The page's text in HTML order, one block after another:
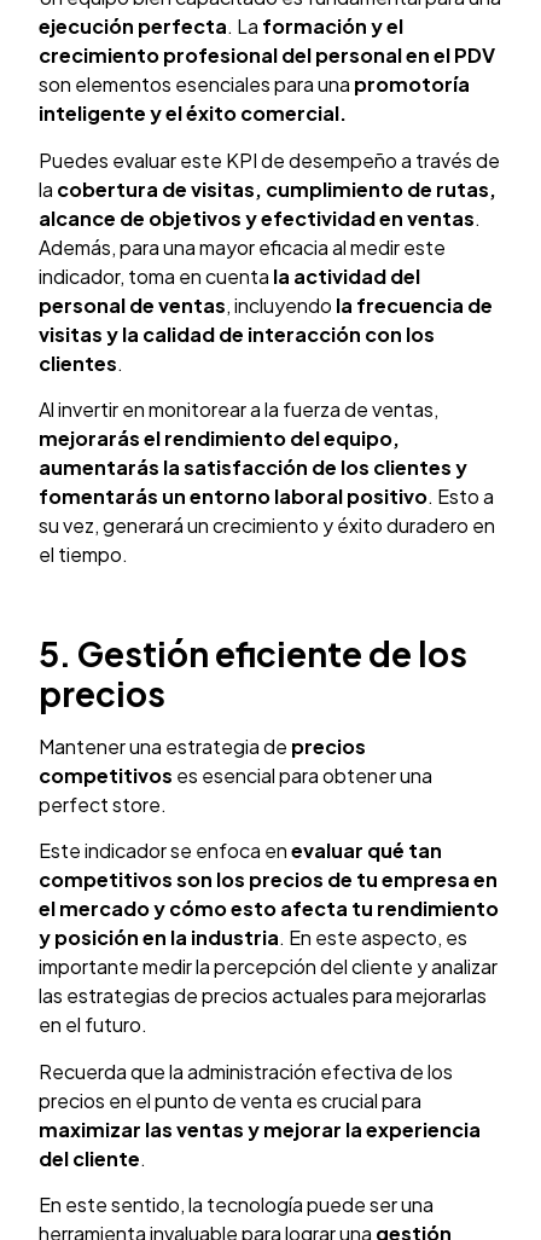
ejecución perfecta. La formación y el
crecimiento profesional del personal en el PDV
son elementos esenciales para una promotoría
inteligente y el éxito comercial.
Puedes evaluar este KPI de desempeño a través de
la cobertura de visitas, cumplimiento de rutas,
alcance de objetivos y efectividad en ventas.
Además, para una mayor eficacia al medir este
indicador, toma en cuenta la actividad del
personal de ventas, incluyendo la frecuencia de
visitas y la calidad de interacción con los
clientes.
Al invertir en monitorear a la fuerza de ventas,
mejorarás el rendimiento del equipo,
aumentarás la satisfacción de los clientes y
fomentarás un entorno laboral positivo. Esto a
su vez, generará un crecimiento y éxito duradero en
el tiempo.
5. Gestión eficiente de los
precios
Mantener una estrategia de precios
competitivos es esencial para obtener una
perfect store.
Este indicador se enfoca enevaluar qué tan
competitivos son los precios de tu empresa en
el mercado y cómo esto afecta tu rendimiento
y posición en la industria. En este aspecto, es
importante medir la percepción del cliente y analizar
las estrategias de precios actuales para mejorarlas
en el futuro.
Recuerda que la administración efectiva de los
precios en el punto de venta es crucial para
maximizar las ventas y mejorar la experiencia
del cliente.
En este sentido, la tecnología puede ser una
herramienta invaluable para lograr una gestión